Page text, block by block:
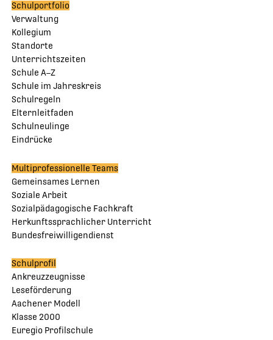
Schulportfolio
Verwaltung
Kollegium
Standorte
Unterrichtszeiten
Schule A–Z
Schule im Jahreskreis
Schulregeln
Elternleitfaden
Schulneulinge
Eindrücke
Multiprofessionelle Teams
Gemeinsames Lernen
Soziale Arbeit
Sozialpädagogische Fachkraft
Herkunftssprachlicher Unterricht
Bundesfreiwilligendienst
Schulprofil
Ankreuzzeugnisse
Leseförderung
Aachener Modell
Klasse 2000
Euregio Profilschule